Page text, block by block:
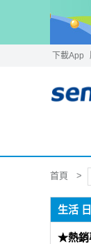
下載App
首頁
生活
★熱銷